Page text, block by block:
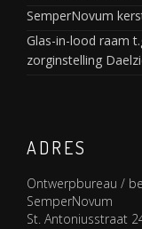
SemperNovum
Glas-in-lood raam
zorginstelling
ADRES
Ontwerpbureau /
SemperNovum
St. Antoniusstraat